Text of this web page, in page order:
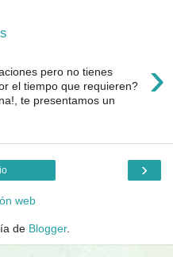
›
pero no tienes
el tiempo que requieren?
te presentamos un
›
web
de Blogger.